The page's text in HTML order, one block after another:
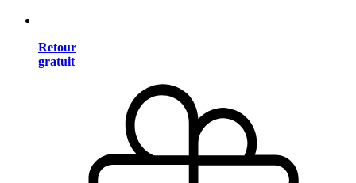
Retour
gratuit